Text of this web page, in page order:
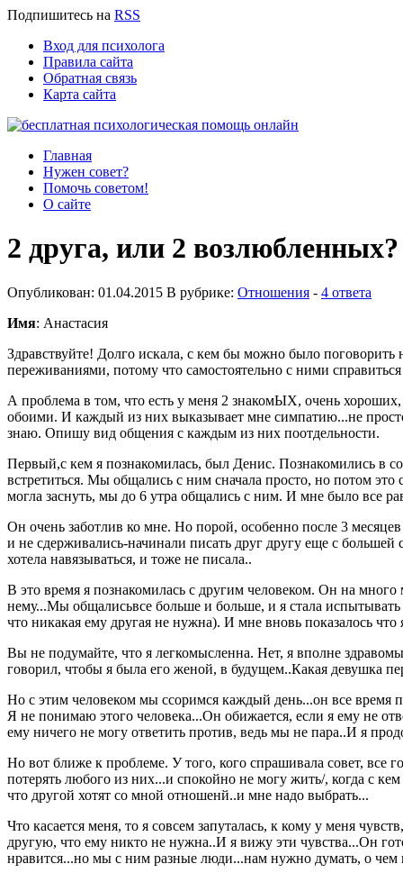
Подпишитесь на RSS
Вход для психолога
Правила сайта
Обратная связь
Карта сайта
Главная
Нужен совет?
Помочь советом!
О сайте
2 друга, или 2 возлюбленных?
Опубликован: 01.04.2015 В рубрике: Отношения - 4 ответа
Имя: Анастасия
Здравствуйте! Долго искала, с кем бы можно было
переживаниями, потому что самостоятельно с ними
А проблема в том, что есть у меня 2 знакомЫХ, очень
обоими. И каждый из них выказывает мне симпатию...не
знаю. Опишу вид общения с каждым из них поотдельности.
Первый,с кем я познакомилась, был Денис. Познакомились в
встретиться. Мы общались с ним сначала просто, но потом
могла заснуть, мы до 6 утра общались с ним. И мне было все
Он очень заботлив ко мне. Но порой, особенно после 3
и не сдерживались-начинали писать друг другу еще с
хотела навязываться, и тоже не писала..
В это время я познакомилась с другим человеком. Он на
нему...Мы общалисьвсе больше и больше, и я стала испытывать
что никакая ему другая не нужна). И мне вновь показалось
Вы не подумайте, что я легкомысленна. Нет, я вполне
говорил, чтобы я была его женой, в будущем..Какая девушка
Но с этим человеком мы ссоримся каждый день...он все время
Я не понимаю этого человека...Он обижается, если я ему не
ему ничего не могу ответить против, ведь мы не пара..И я
Но вот ближе к проблеме. У того, кого спрашивала совет, все
потерять любого из них...и спокойно не могу жить/, когда с
что другой хотят со мной отношенй..и мне надо выбрать...
Что касается меня, то я совсем запуталась, к кому у меня
другую, что ему никто не нужна..И я вижу эти чувства...Он
нравится...но мы с ним разные люди...нам нужно думать, о чем